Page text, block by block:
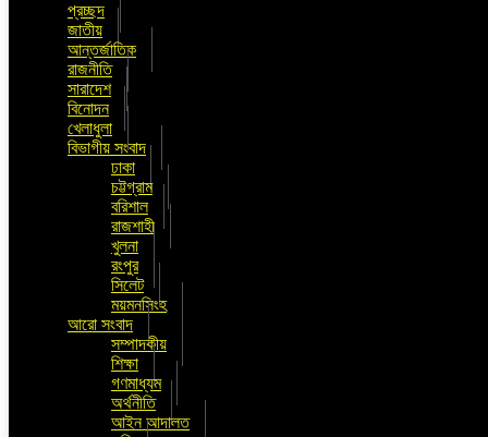
প্রচ্ছদ
জাতীয়
আন্তর্জাতিক
রাজনীতি
সারাদেশ
বিনোদন
খেলাধুলা
বিভাগীয় সংবাদ
ঢাকা
চট্টগ্রাম
বরিশাল
রাজশাহী
খুলনা
রংপুর
সিলেট
ময়মনসিংহ
আরো সংবাদ
সম্পাদকীয়
শিক্ষা
গণমাধ্যম
অর্থনীতি
আইন আদালত